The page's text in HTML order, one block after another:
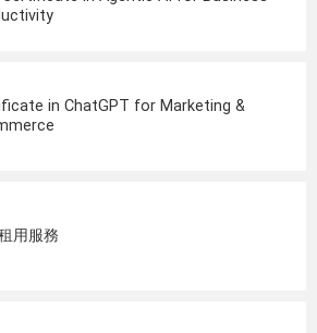
in ChatGPT for Marketing &
用服務